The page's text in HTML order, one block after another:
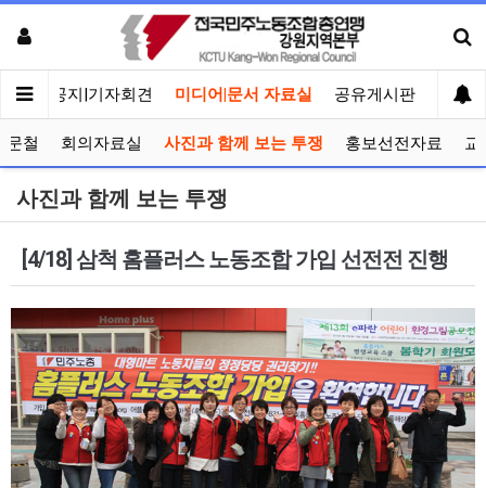
인 공지|기자회견 미디어|문서 자료실 공유게시판 선거
문철 회의자료실 사진과 함께 보는 투쟁 홍보선전자료 교
사진과 함께 보는 투쟁
[4/18] 삼척 홈플러스 노동조합 가입 선전전 진행